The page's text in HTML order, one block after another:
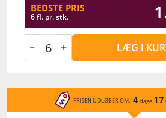
BEDSTE PRIS
6 fl. pr. stk.
LÆG I
PRISEN UDLØBER OM: 4dage 17